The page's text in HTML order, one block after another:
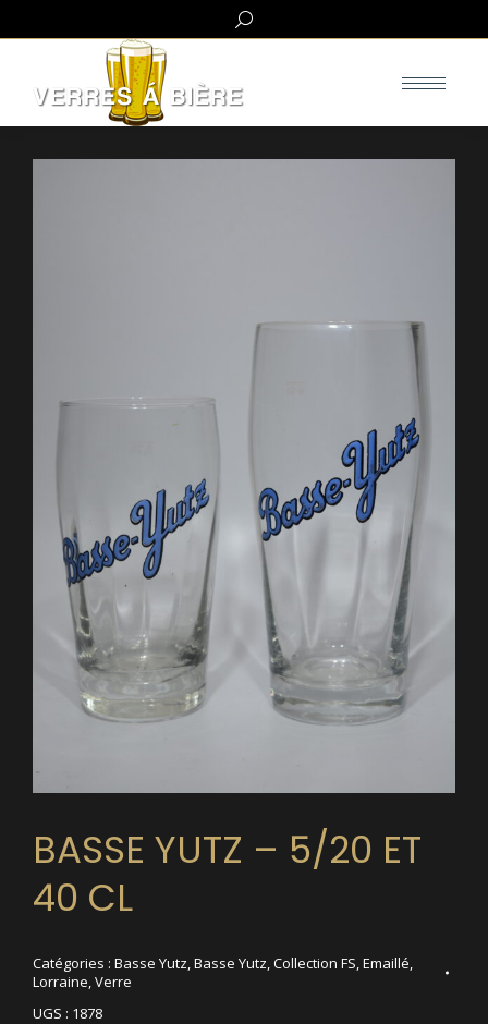
Search:
BASSE YUTZ – 5/20 ET
40 CL
Catégories : Basse Yutz,Basse Yutz,Collection FS,Emaillé,
Lorraine,Verre
UGS : 1878